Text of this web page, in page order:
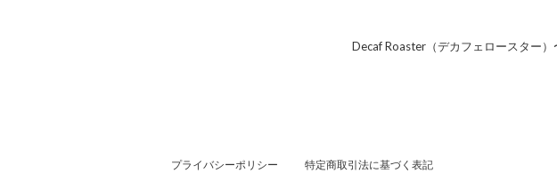
Decaf Roaster（デカフェロースター
プライバシーポリシー 特定商取引法に基づく表記